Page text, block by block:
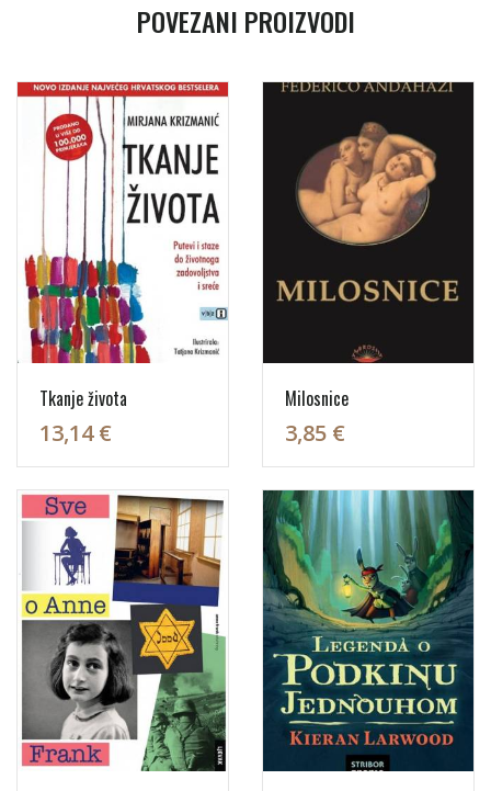
POVEZANI PROIZVODI
Tkanje života
13,14 €
Milosnice
3,85 €